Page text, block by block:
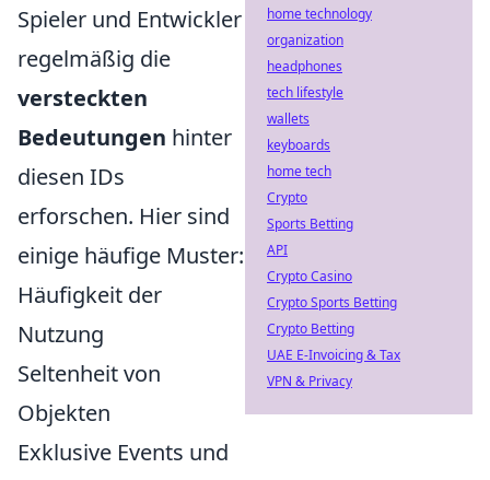
Spieler und Entwickler
regelmäßig die
versteckten
Bedeutungen hinter
diesen IDs
erforschen. Hier sind
einige häufige Muster:
Häufigkeit der
Nutzung
Seltenheit von
Objekten
Exklusive Events und
home technology
organization
headphones
tech lifestyle
wallets
keyboards
home tech
Crypto
Sports Betting
API
Crypto Casino
Crypto Sports Betting
Crypto Betting
UAE E-Invoicing & Tax
VPN & Privacy